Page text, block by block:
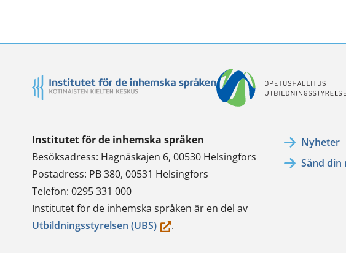
Institutet för de inhemska språken
Besöksadress: Hagnäskajen 6, 00530 Helsingfors
Postadress: PB 380, 00531 Helsingfors
Telefon: 0295 331 000
Institutet för de inhemska språken är en del av
Utbildningsstyrelsen (UBS)(du.
Nyheter
Sänd din